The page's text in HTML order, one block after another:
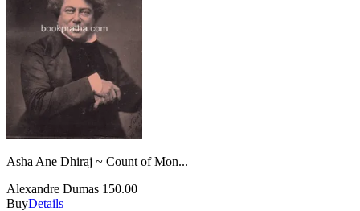
Asha Ane Dhiraj ~ Count of Mon...
Alexandre Dumas 150.00
BuyDetails